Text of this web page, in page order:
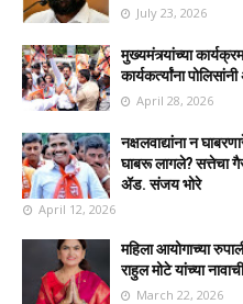
July 23, 2026
मुख्यमंत्र्यांच्या
कार्यकर्त्यांना
April 28, 2026
नक्षलवाद्यांना न
घाबरू लागले? सत्तेचा
ॲड. संजय भोरे
April 12, 2026
महिला आयोगाच्या
राहुल मोटे यांच्या
March 22, 2026